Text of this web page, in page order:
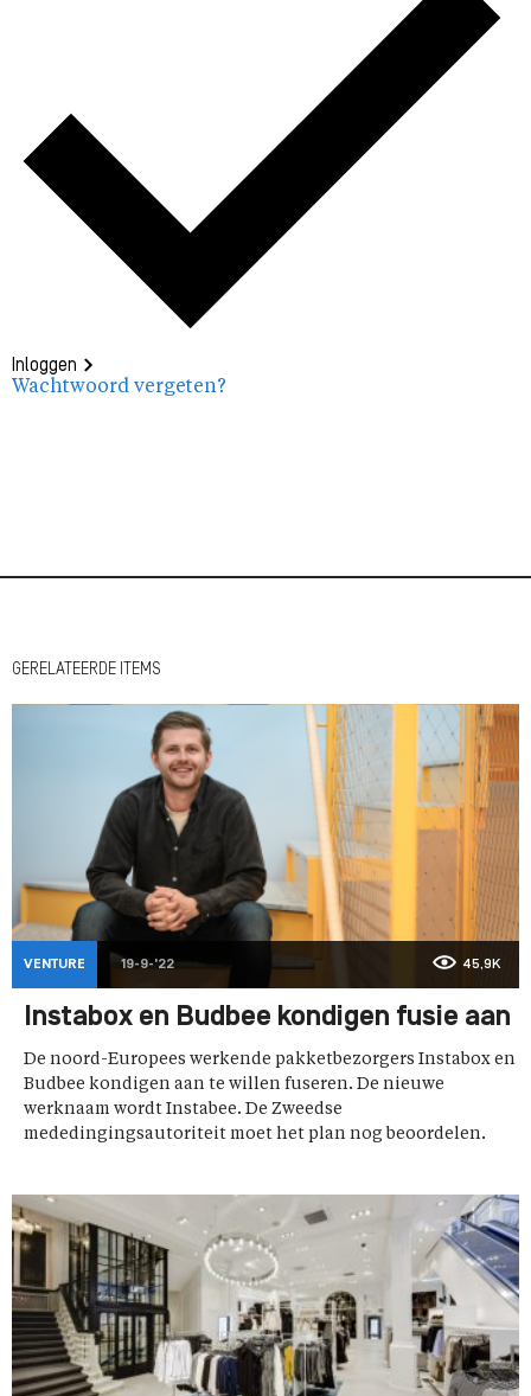
Inloggen
Wachtwoord vergeten?
GERELATEERDE ITEMS
VENTURE 19-9-'22 45,9K
Instabox en Budbee kondigen fusie aan
De noord-Europees werkende pakketbezorgers Instabox en
Budbee kondigen aan te willen fuseren. De nieuwe
werknaam wordt Instabee. De Zweedse
mededingingsautoriteit moet het plan nog beoordelen.